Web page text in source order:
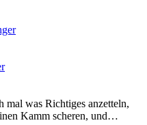
was Richtiges anzetteln,
Kamm scheren, und…